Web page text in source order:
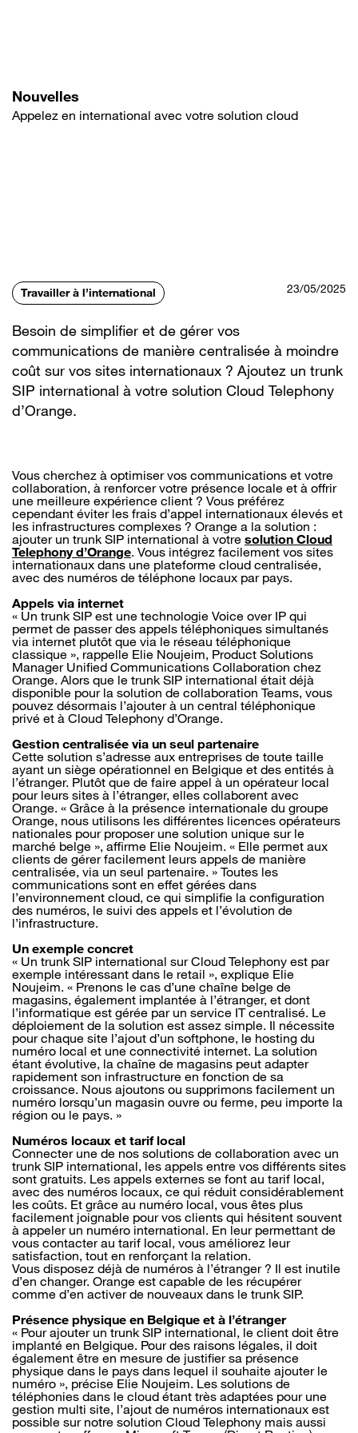
Nouvelles
Appelez en international avec votre solution cloud
Travailler à l’international 23/05/2025
Besoin de simplifier et de gérer vos
communications de manière centralisée à moindre
coût sur vos sites internationaux ? Ajoutez un trunk
SIP international à votre solution Cloud Telephony
d’Orange.
Vous cherchez à optimiser vos communications et votre
collaboration, à renforcer votre présence locale et à offrir
une meilleure expérience client ? Vous préférez
cependant éviter les frais d’appel internationaux élevés et
les infrastructures complexes ? Orange a la solution :
ajouter un trunk SIP international à votre solution Cloud
Telephony d’Orange. Vous intégrez facilement vos sites
internationaux dans une plateforme cloud centralisée,
avec des numéros de téléphone locaux par pays.
Appels via internet
« Un trunk SIP est une technologie Voice over IP qui
permet de passer des appels téléphoniques simultanés
via internet plutôt que via le réseau téléphonique
classique », rappelle Elie Noujeim, Product Solutions
Manager Unified Communications Collaboration chez
Orange. Alors que le trunk SIP international était déjà
disponible pour la solution de collaboration Teams, vous
pouvez désormais l’ajouter à un central téléphonique
privé et à Cloud Telephony d’Orange.
Gestion centralisée via un seul partenaire
Cette solution s’adresse aux entreprises de toute taille
ayant un siège opérationnel en Belgique et des entités à
l’étranger. Plutôt que de faire appel à un opérateur local
pour leurs sites à l’étranger, elles collaborent avec
Orange. « Grâce à la présence internationale du groupe
Orange, nous utilisons les différentes licences opérateurs
nationales pour proposer une solution unique sur le
marché belge », affirme Elie Noujeim. « Elle permet aux
clients de gérer facilement leurs appels de manière
centralisée, via un seul partenaire. » Toutes les
communications sont en effet gérées dans
l’environnement cloud, ce qui simplifie la configuration
des numéros, le suivi des appels et l’évolution de
l’infrastructure.
Un exemple concret
« Un trunk SIP international sur Cloud Telephony est par
exemple intéressant dans le retail », explique Elie
Noujeim. « Prenons le cas d’une chaîne belge de
magasins, également implantée à l’étranger, et dont
l’informatique est gérée par un service IT centralisé. Le
déploiement de la solution est assez simple. Il nécessite
pour chaque site l’ajout d’un softphone, le hosting du
numéro local et une connectivité internet. La solution
étant évolutive, la chaîne de magasins peut adapter
rapidement son infrastructure en fonction de sa
croissance. Nous ajoutons ou supprimons facilement un
numéro lorsqu’un magasin ouvre ou ferme, peu importe la
région ou le pays. »
Numéros locaux et tarif local
Connecter une de nos solutions de collaboration avec un
trunk SIP international, les appels entre vos différents sites
sont gratuits. Les appels externes se font au tarif local,
avec des numéros locaux, ce qui réduit considérablement
les coûts. Et grâce au numéro local, vous êtes plus
facilement joignable pour vos clients qui hésitent souvent
à appeler un numéro international. En leur permettant de
vous contacter au tarif local, vous améliorez leur
satisfaction, tout en renforçant la relation.
Vous disposez déjà de numéros à l’étranger ? Il est inutile
d’en changer. Orange est capable de les récupérer
comme d’en activer de nouveaux dans le trunk SIP.
Présence physique en Belgique et à l’étranger
« Pour ajouter un trunk SIP international, le client doit être
implanté en Belgique. Pour des raisons légales, il doit
également être en mesure de justifier sa présence
physique dans le pays dans lequel il souhaite ajouter le
numéro », précise Elie Noujeim. Les solutions de
téléphonies dans le cloud étant très adaptées pour une
gestion multi site, l’ajout de numéros internationaux est
possible sur notre solution Cloud Telephony mais aussi